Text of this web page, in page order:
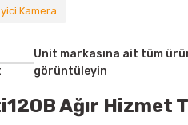
Kamera
Unit markasına ait tüm
görüntüleyin
Ağır Hizmet